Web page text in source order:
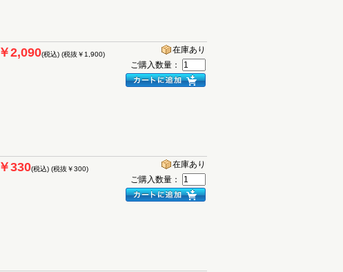
￥2,090(税込) (税抜￥1,900)
在庫あり
ご購入数量：
￥330(税込) (税抜￥300)
在庫あり
ご購入数量：